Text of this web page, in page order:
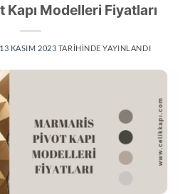
Modelleri Fiyatları
13 KASIM 2023 TARIHINDE YAYINLANDI